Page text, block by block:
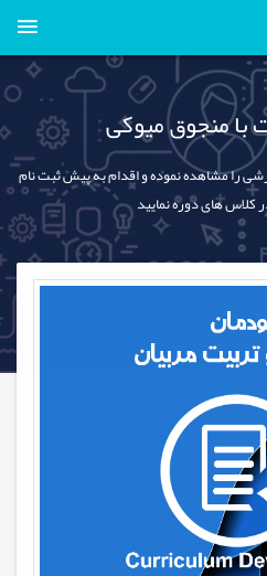
با منجوق میوکی
را مشاهده نموده و اقدام به پیش ثبت نام
کلاس های دوره نمایید